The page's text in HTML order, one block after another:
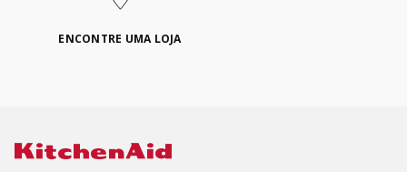
ENCONTRE UMA LOJA